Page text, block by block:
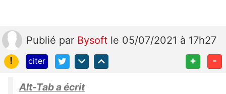
Publié par Bysoft le 05/07/2021 à 17h27
!
citer + -
Alt-Tab a écrit